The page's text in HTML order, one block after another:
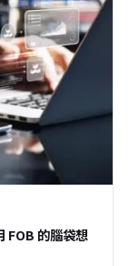
FOB 的腦袋想